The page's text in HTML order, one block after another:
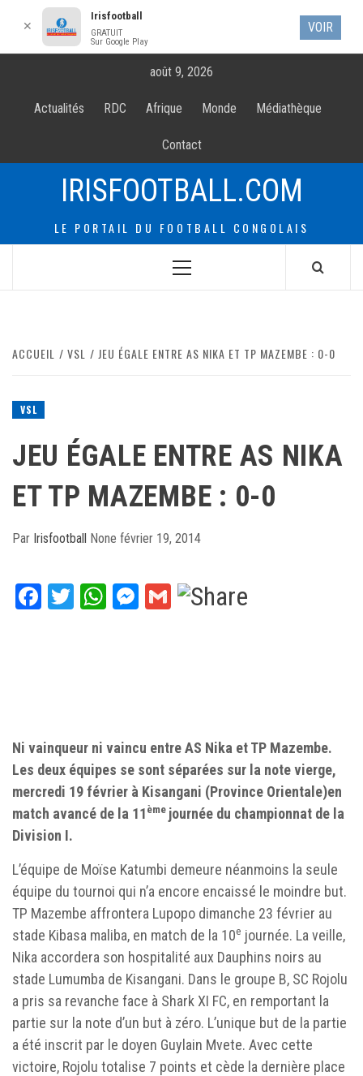
contenur
août 9, 2026
Actualités RDC Afrique Monde Médiathèque
Contact
IRISFOOTBALL.COM
LE PORTAIL DU FOOTBALL CONGOLAIS
Menu
ACCUEIL VSL JEU ÉGALE ENTRE AS NIKA ET TP MAZEMBE : 0-0
VSL
JEU ÉGALE ENTRE AS NIKA
ET TP MAZEMBE : 0-0
Par Irisfootball None février 19, 2014
Facebook
TwitterWhatsApp
Messenger
Gmail
Ni vainqueur ni vaincu entre AS Nika et TP Mazembe.
Les deux équipes se sont séparées sur la note vierge,
mercredi 19 février à Kisangani (Province Orientale)en
match avancé de la 11ème journée du championnat de la
Division I.
L’équipe de Moïse Katumbi demeure néanmoins la seule
équipe du tournoi qui n’a encore encaissé le moindre but.
TP Mazembe affrontera Lupopo dimanche 23 février au
stade Kibasa maliba, en match de la 10e journée. La veille,
Nika accordera son hospitalité aux Dauphins noirs au
stade Lumumba de Kisangani. Dans le groupe B, SC Rojolu
a pris sa revanche face à Shark XI FC, en remportant la
partie sur la note d’un but à zéro. L’unique but de la partie
a été inscrit par le doyen Guylain Mvete. Avec cette
victoire, Rojolu totalise 7 points et cède la dernière place
✕
Irisfootball
GRATUIT
Sur Google Play
VOIR